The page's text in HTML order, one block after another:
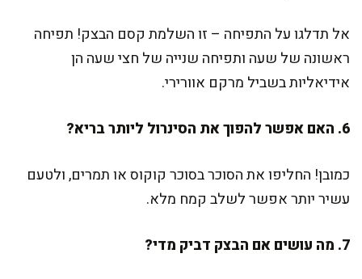
אל תדלגו על התפיחה – זו השלמת קסם הבצק! תפיחה
ראשונה של שעה ותפיחה שנייה של חצי שעה הן
אידיאליות בשביל מרקם אוורירי.
6. האם אפשר להפוך את הסינרול ליותר בריא?
כמובן! החליפו את הסוכר בסוכר קוקוס או תמרים, ולטעם
עשיר יותר אפשר לשלב קמח מלא.
7. מה עושים אם הבצק דביק מדי?